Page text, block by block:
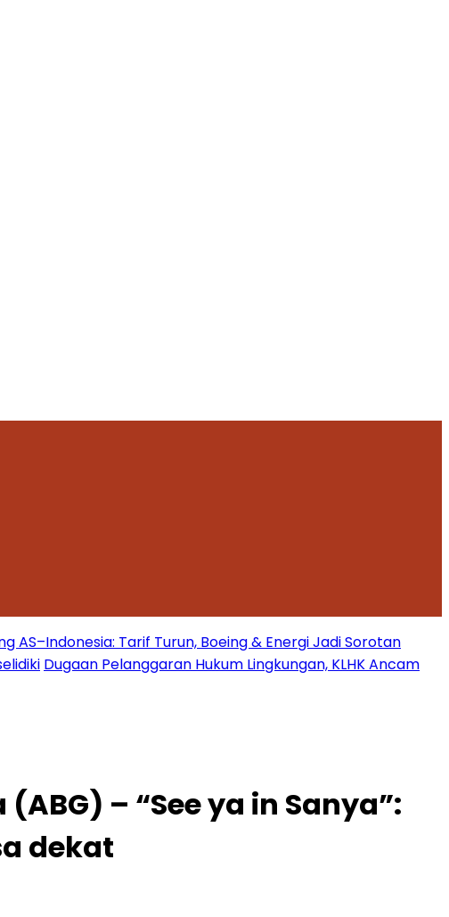
AS–Indonesia: Tarif Turun, Boeing & Energi Jadi Sorotan
Dugaan Pelanggaran Hukum Lingkungan, KLHK Ancam
– “See ya in Sanya”:
dekat